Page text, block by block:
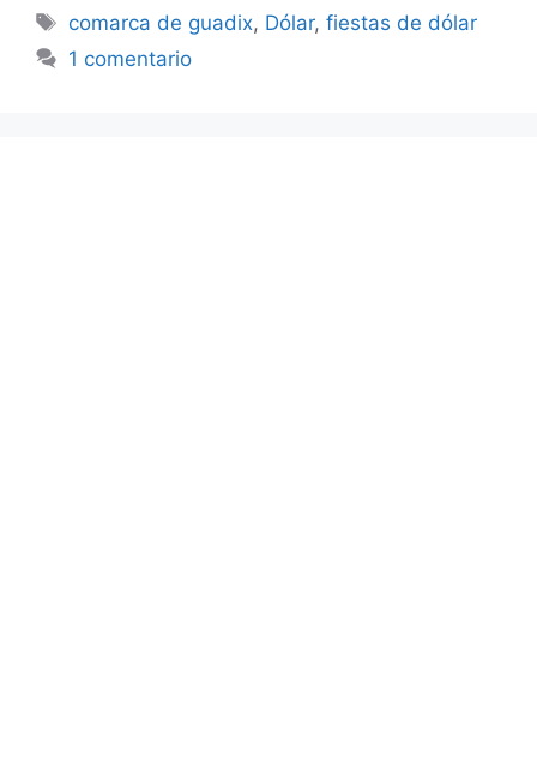
Etiquetas
comarca de guadix, Dólar,fiestas de dólar
1 comentario